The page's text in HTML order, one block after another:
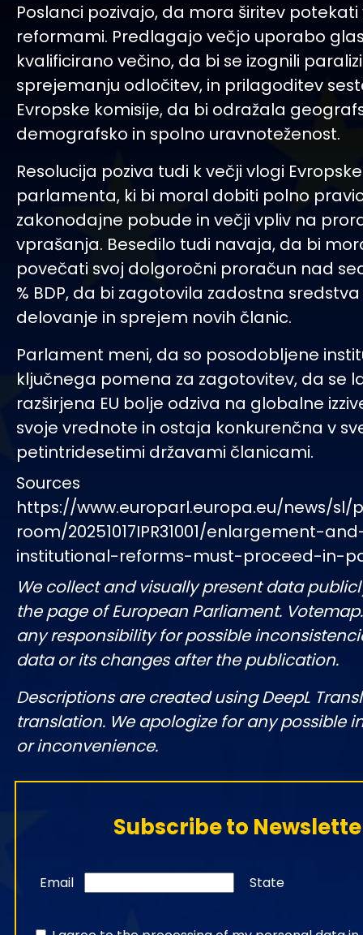
Poslanci pozivajo, da mora širitev
reformami. Predlagajo večjo uporabo
kvalificirano večino, da bi se izognili
sprejemanju odločitev, in prilagoditev
Evropske komisije, da bi odražala
demografsko in spolno uravnoteženost.
Resolucija poziva tudi k večji vlogi
parlamenta, ki bi moral dobiti polno
zakonodajne pobude in večji vpliv na
vprašanja. Besedilo tudi navaja, da bi
povečati svoj dolgoročni proračun nad
% BDP, da bi zagotovila zadostna sredstva
delovanje in sprejem novih članic.
Parlament meni, da so posodobljene
ključnega pomena za zagotovitev, da se
razširjena EU bolje odziva na globalne
svoje vrednote in ostaja konkurenčna v
petintridesetimi državami članicami.
Sources
https://www.europarl.europa.eu/news/sl/
room/20251017IPR31001/enlargement-
institutional-reforms-must-proceed-in-
We collect and visually present data
the page of European Parliament.
any responsibility for possible
data or its changes after the publication.
Descriptions are created using DeepL
translation. We apologize for any possible
or inconvenience.
Subscribe to
Email State